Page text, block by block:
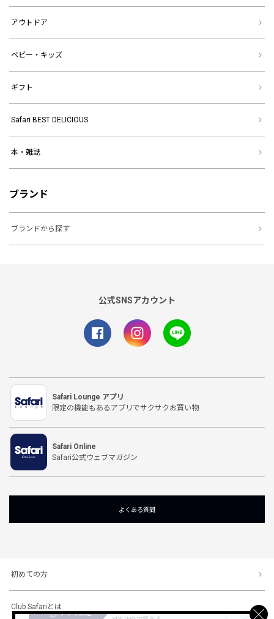
アウトドア
ベビー・キッズ
ギフト
Safari BEST DELICIOUS
本・雑誌
ブランド
ブランドから探す
公式SNSアカウント
Safari Lounge アプリ
限定の機能もあるアプリでサクサクお買い物
Safari Online
Safari公式ウェブマガジン
よくある質問
初めての方
Club Safariとは